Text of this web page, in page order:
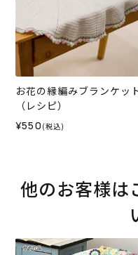
お花の縁編みブランケッ
（レシピ）
¥550 (税込)
他のお客様は